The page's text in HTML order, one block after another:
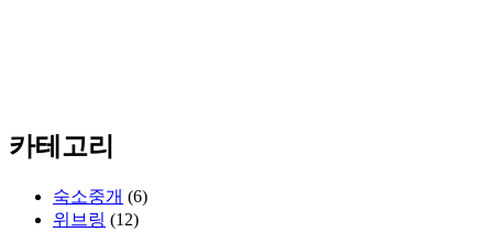
카테고리
숙소중개 (6)
위브링 (12)